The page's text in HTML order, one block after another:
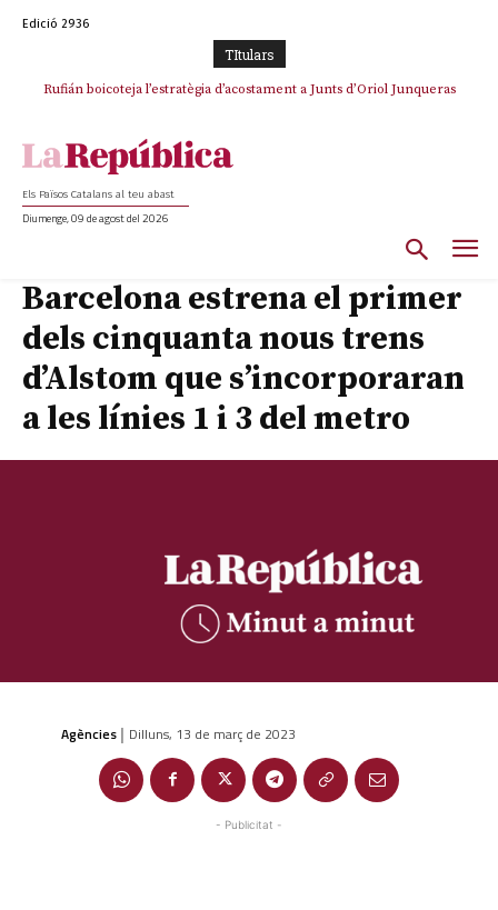
Edició 2936
TItulars
Rufián boicoteja l’estratègia d’acostament a Junts d’Oriol Junqueras
Els Països Catalans al teu abast
Diumenge, 09 de agost del 2026
Barcelona estrena el primer
dels cinquanta nous trens
d’Alstom que s’incorporaran
a les línies 1 i 3 del metro
Agències | Dilluns, 13 de març de 2023
- Publicitat -